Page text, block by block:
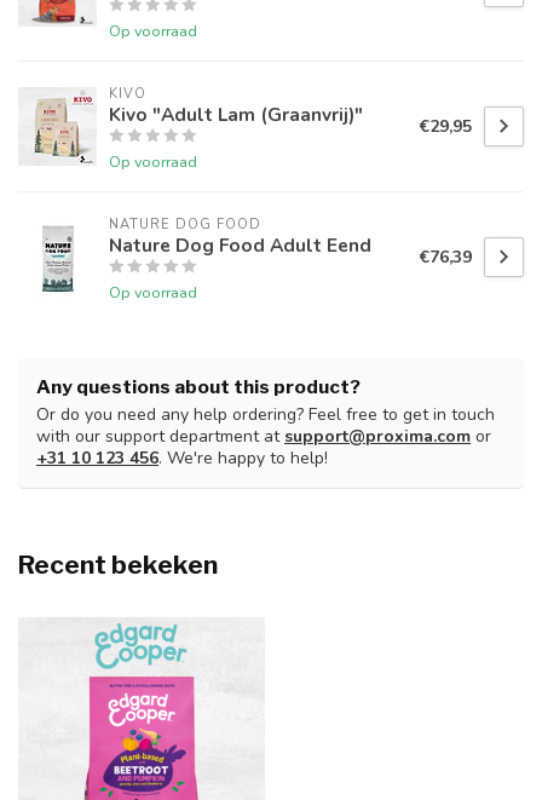
Op voorraad
KIVO
Kivo "Adult Lam (Graanvrij)"
Op voorraad
€29,95
NATURE DOG FOOD
Nature Dog Food Adult Eend
Op voorraad
€76,39
Any questions about this product?
Or do you need any help ordering? Feel free to get in touch
with our support department atsupport@proxima.com or
+31 10 123 456. We're happy to help!
Recent bekeken